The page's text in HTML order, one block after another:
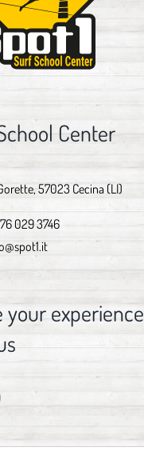
Center
57023 Cecina (LI)
029 3746
your experience